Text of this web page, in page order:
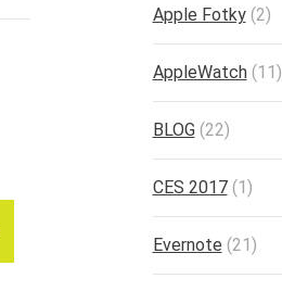
Apple Fotky(2)
AppleWatch(11)
BLOG(22)
CES 2017(1)
Evernote (21)